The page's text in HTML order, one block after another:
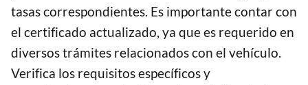
tasas correspondientes. Es importante contar con
el certificado actualizado, ya que es requerido en
diversos trámites relacionados con el vehículo.
Verifica los requisitos específicos y